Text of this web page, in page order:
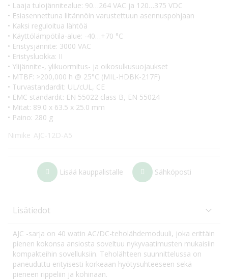
• Laaja tulojännitealue: 90…264 VAC ja 120…375 VDC
• Esiasennettuna liitännöin varustettuun asennuspohjaan
• Kaksi reguloitua lähtöä
• Käyttölämpötila-alue: -40…+70 °C
• Eristysjännite: 3000 VAC
• Eristysluokka: II
• Ylijännite-, ylikuormitus- ja oikosulkusuojaukset
• MTBF: >200,000 h @ 25°C (MIL-HDBK-217F)
• Turvastandardit: UL/cUL, CE
• EMC standardit: EN 55022 class B, EN 55024
• Mitat: 89.0 x 63.5 x 25.0 mm
• Paino: 280 g
Nimike AJC-12D-A5
Lisää kauppalistalle Sähköposti
Lisätiedot
AJC -sarja on 40 watin AC/DC-teholähdemoduuli, joka erittäin
pienen kokonsa ansiosta soveltuu nykyvaatimusten mukaisiin
kompakteihin sovelluksiin. Teholähteen suunnittelussa on
paneuduttu erityisesti korkeaan hyötysuhteeseen sekä
pieneen rippeliin ja kohinaan.